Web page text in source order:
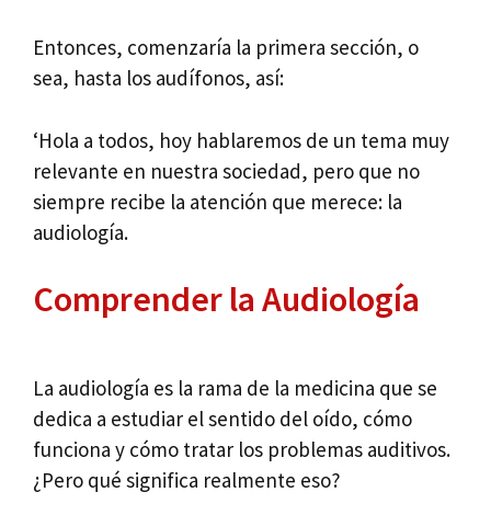
Entonces, comenzaría la primera sección, o
sea, hasta los audífonos, así:
‘Hola a todos, hoy hablaremos de un tema muy
relevante en nuestra sociedad, pero que no
siempre recibe la atención que merece: la
audiología.
Comprender la Audiología
La audiología es la rama de la medicina que se
dedica a estudiar el sentido del oído, cómo
funciona y cómo tratar los problemas auditivos.
¿Pero qué significa realmente eso?